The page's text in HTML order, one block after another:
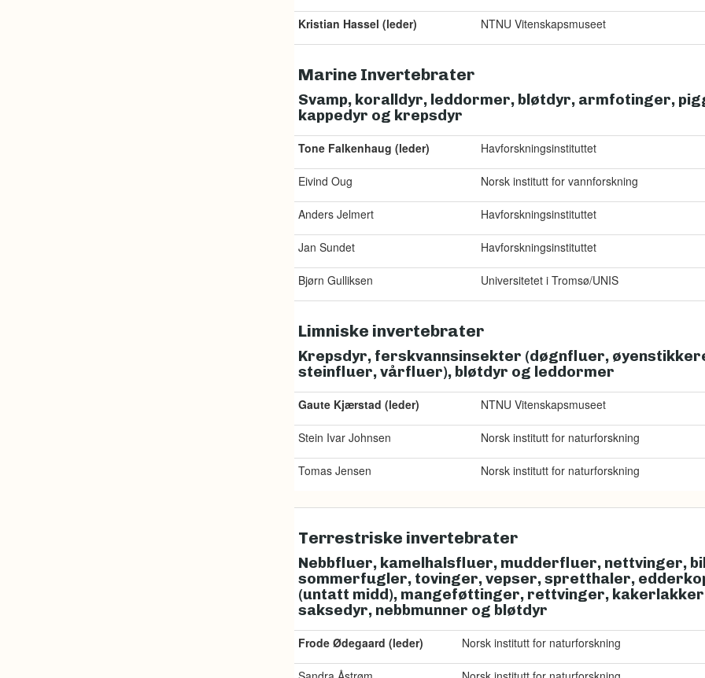
Kristian Hassel (leder) NTNU Vitenskapsmuseet
Marine Invertebrater
Svamp, koralldyr, leddormer, bløtdyr, armfotinger,
kappedyr og krepsdyr
Tone Falkenhaug (leder) Havforskningsinstituttet
Eivind Oug Norsk institutt for vannforskning
Anders Jelmert Havforskningsinstituttet
Jan Sundet Havforskningsinstituttet
Bjørn Gulliksen Universitetet i Tromsø/UNIS
Limniske invertebrater
Krepsdyr, ferskvannsinsekter (døgnfluer,
steinfluer, vårfluer), bløtdyr og leddormer
Gaute Kjærstad (leder) NTNU Vitenskapsmuseet
Stein Ivar Johnsen Norsk institutt for naturforskning
Tomas Jensen Norsk institutt for naturforskning
Terrestriske invertebrater
Nebbfluer, kamelhalsfluer, mudderfluer, nettvinger,
sommerfugler, tovinger, vepser, spretthaler,
(untatt midd), mangeføttinger, rettvinger,
saksedyr, nebbmunner og bløtdyr
Frode Ødegaard (leder) Norsk institutt for naturforskning